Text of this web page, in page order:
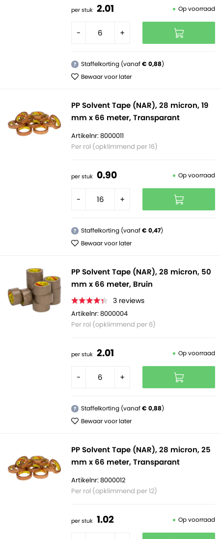
per stuk 2.01 Op voorraad
- +
? Staffelkorting (vanaf€ 0,88)
Bewaar voor later
PP Solvent Tape (NAR), 28 micron, 19
mm x 66 meter, Transparant
Artikelnr: 8000011
Per rol (opklimmend per 16)
per stuk 0.90 Op voorraad
- +
? Staffelkorting (vanaf€ 0,47)
Bewaar voor later
PP Solvent Tape (NAR), 28 micron, 50
mm x 66 meter, Bruin
3 reviews
Artikelnr: 8000004
Per rol (opklimmend per 6)
per stuk 2.01 Op voorraad
- +
? Staffelkorting (vanaf€ 0,88)
Bewaar voor later
PP Solvent Tape (NAR), 28 micron, 25
mm x 66 meter, Transparant
Artikelnr: 8000012
Per rol (opklimmend per 12)
per stuk 1.02 Op voorraad